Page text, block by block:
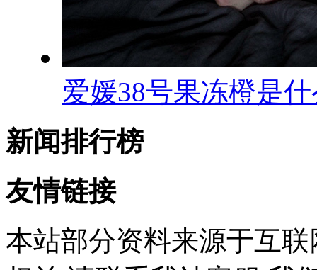
爱媛38号果冻橙是
新闻排行榜
友情链接
本站部分资料来源于互